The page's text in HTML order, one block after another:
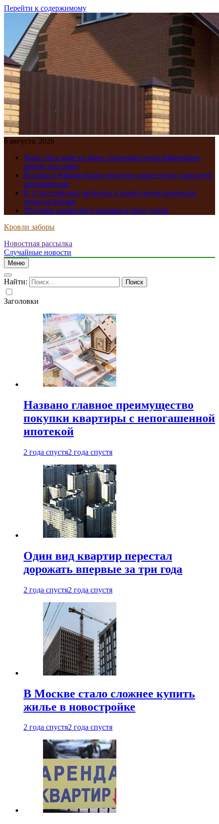
Перейти к содержимому
6 августа, 2026
Чаще пить кофе на фоне снижения цены кофемашин
начали россияне
Япония и Южная Корея провели совместную валютную
интервенцию
В 23 российских регионах в конце июля снизились
цены на бензин
Продажи армянского коньяка и вина упали
Кровли заборы
Новостная рассылка
Случайные новости
Меню
Найти:
Заголовки
Названо главное преимущество
покупки квартиры с непогашенной
ипотекой
2 года спустя2 года спустя
Один вид квартир перестал
дорожать впервые за три года
2 года спустя2 года спустя
В Москве стало сложнее купить
жилье в новостройке
2 года спустя2 года спустя